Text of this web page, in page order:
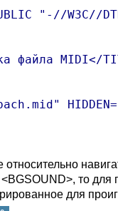
"-//W3C//
файла MIDI</
то для
для